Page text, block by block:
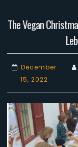
The Vegan
December
15, 2022